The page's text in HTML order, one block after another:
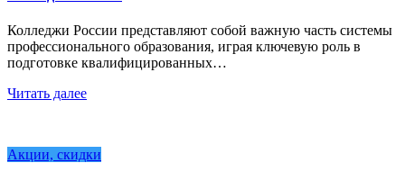
Колледжи России представляют собой важную часть системы
профессионального образования, играя ключевую роль в
подготовке квалифицированных…
Читать далее
Акции, скидки